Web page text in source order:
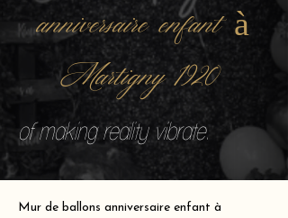
anniversaire enfant à
Martigny 1920
of making reality vibrate.
Mur de ballons anniversaire enfant à